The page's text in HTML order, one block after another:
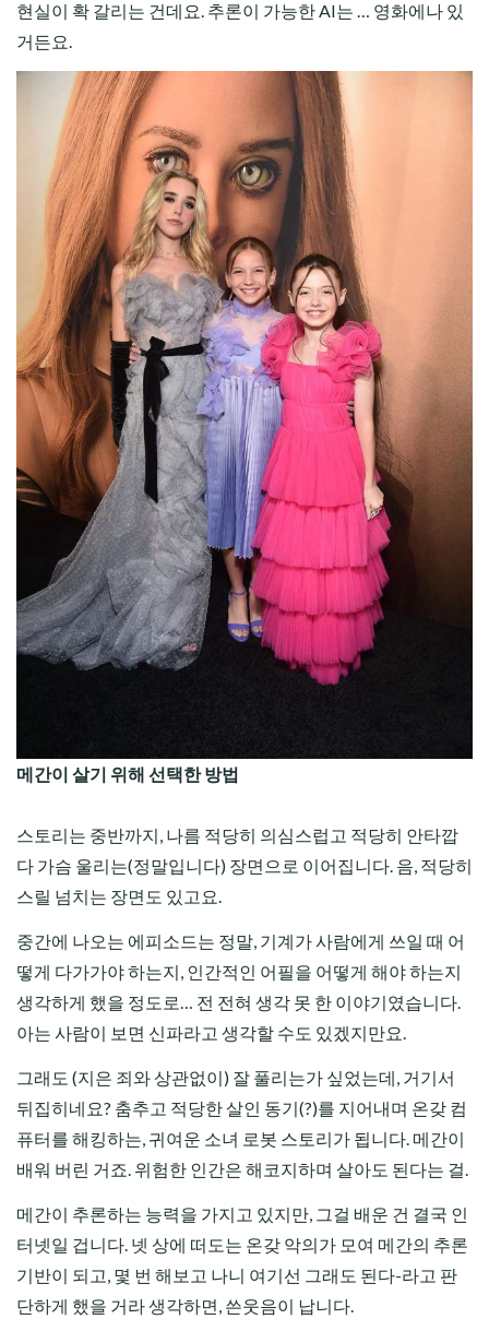
현실이 확 갈리는 건데요. 추론이 가능한 AI는 … 영화에나 있
거든요.
메간이 살기 위해 선택한 방법
스토리는 중반까지, 나름 적당히 의심스럽고 적당히 안타깝
다 가슴 울리는(정말입니다) 장면으로 이어집니다. 음, 적당히
스릴 넘치는 장면도 있고요.
중간에 나오는 에피소드는 정말, 기계가 사람에게 쓰일 때 어
떻게 다가가야 하는지, 인간적인 어필을 어떻게 해야 하는지
생각하게 했을 정도로… 전 전혀 생각 못 한 이야기였습니다.
아는 사람이 보면 신파라고 생각할 수도 있겠지만요.
그래도 (지은 죄와 상관없이) 잘 풀리는가 싶었는데, 거기서
뒤집히네요? 춤추고 적당한 살인 동기(?)를 지어내며 온갖 컴
퓨터를 해킹하는, 귀여운 소녀 로봇 스토리가 됩니다. 메간이
배워 버린 거죠. 위험한 인간은 해코지하며 살아도 된다는 걸.
메간이 추론하는 능력을 가지고 있지만, 그걸 배운 건 결국 인
터넷일 겁니다. 넷 상에 떠도는 온갖 악의가 모여 메간의 추론
기반이 되고, 몇 번 해보고 나니 여기선 그래도 된다-라고 판
단하게 했을 거라 생각하면, 쓴웃음이 납니다.